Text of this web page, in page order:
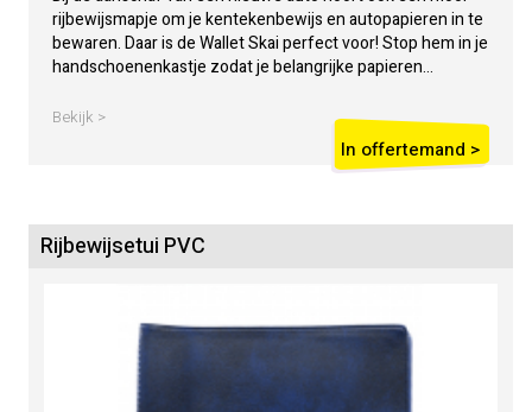
rijbewijsmapje om je kentekenbewijs en autopapieren in te
bewaren. Daar is de Wallet Skai perfect voor! Stop hem in je
handschoenenkastje zodat je belangrijke papieren...
Bekijk >
In offertemand >
Rijbewijsetui PVC